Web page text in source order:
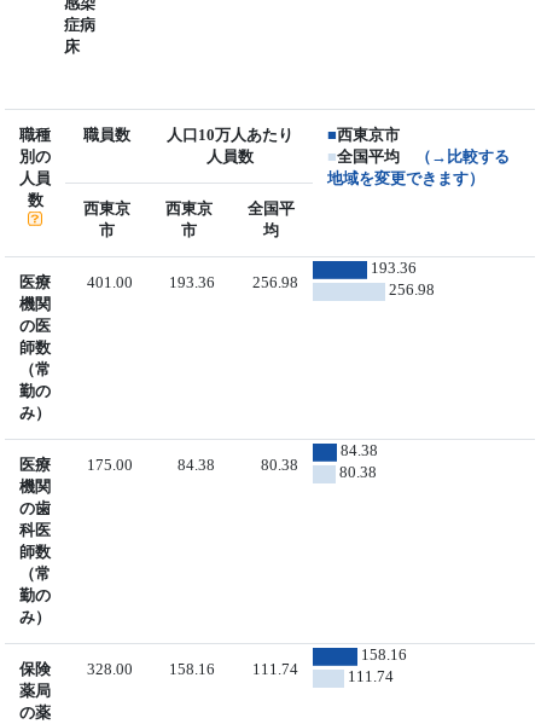
症病
床
職種
別の
人員
数
職員数
人口10万人あたり
人員数
■西東京市
■全国平均
（→比較する
地域を変更できます）
西東京
市
西東京
市
全国平
均
医療
機関
の医
師数
（常
勤の
み）
401.00 193.36 256.98
193.36
256.98
医療
機関
の歯
科医
師数
（常
勤の
み）
175.00 84.38 80.38
84.38
80.38
保険
薬局
の薬
328.00 158.16 111.74
158.16
111.74